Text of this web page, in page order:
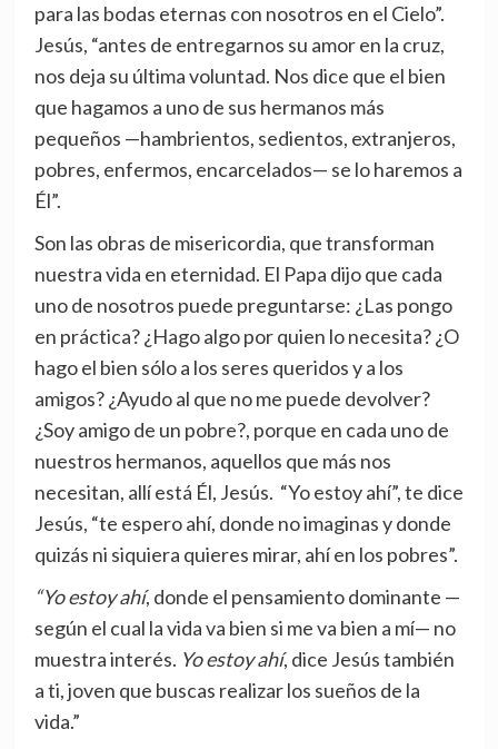
para las bodas eternas con nosotros en el Cielo”.
Jesús, “antes de entregarnos su amor en la cruz,
nos deja su última voluntad. Nos dice que el bien
que hagamos a uno de sus hermanos más
pequeños —hambrientos, sedientos, extranjeros,
pobres, enfermos, encarcelados— se lo haremos a
Él”.
Son las obras de misericordia, que transforman
nuestra vida en eternidad. El Papa dijo que cada
uno de nosotros puede preguntarse: ¿Las pongo
en práctica? ¿Hago algo por quien lo necesita? ¿O
hago el bien sólo a los seres queridos y a los
amigos? ¿Ayudo al que no me puede devolver?
¿Soy amigo de un pobre?, porque en cada uno de
nuestros hermanos, aquellos que más nos
necesitan, allí está Él, Jesús. “Yo estoy ahí”, te dice
Jesús, “te espero ahí, donde no imaginas y donde
quizás ni siquiera quieres mirar, ahí en los pobres”.
“Yo estoy ahí, donde el pensamiento dominante —
según el cual la vida va bien si me va bien a mí— no
muestra interés. Yo estoy ahí, dice Jesús también
a ti, joven que buscas realizar los sueños de la
vida.”